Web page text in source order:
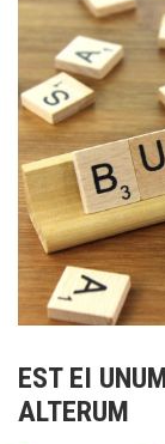
EST EI
ALTERUM